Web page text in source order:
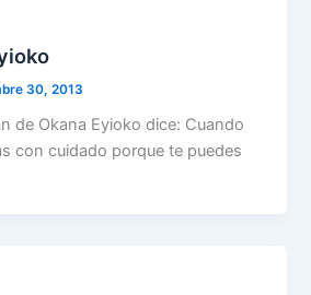
30, 2013
de Okana Eyioko dice: Cuando
con cuidado porque te puedes